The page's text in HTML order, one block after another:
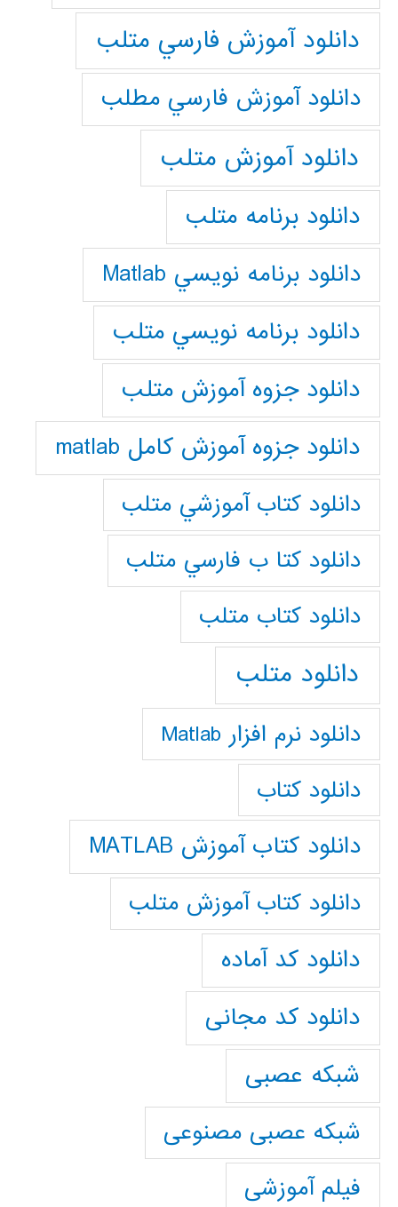
دانلود آموزش فارسي متلب
دانلود آموزش فارسي مطلب
دانلود آموزش متلب
دانلود برنامه متلب
دانلود برنامه نويسي Matlab
دانلود برنامه نويسي متلب
دانلود جزوه آموزش متلب
دانلود جزوه آموزش کامل matlab
دانلود كتاب آموزشي متلب
دانلود كتا ب فارسي متلب
دانلود كتاب متلب
دانلود متلب
دانلود نرم افزار Matlab
دانلود کتاب
دانلود کتاب آموزش MATLAB
دانلود کتاب آموزش متلب
دانلود کد آماده
دانلود کد مجانی
شبکه عصبی
شبکه عصبی مصنوعی
فیلم آموزشی